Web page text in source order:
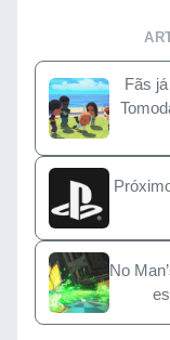
Fãs
No